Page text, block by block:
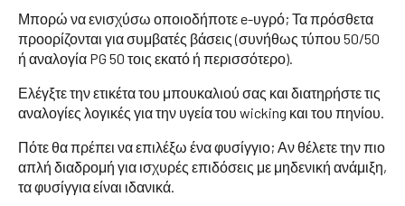
Μπορώ να ενισχύσω οποιοδήποτε e-υγρό; Τα πρόσθετα
προορίζονται για συμβατές βάσεις (συνήθως τύπου 50/50
ή αναλογία PG 50 τοις εκατό ή περισσότερο).
Ελέγξτε την ετικέτα του μπουκαλιού σας και διατηρήστε τις
αναλογίες λογικές για την υγεία του wicking και του πηνίου.
Πότε θα πρέπει να επιλέξω ένα φυσίγγιο; Αν θέλετε την πιο
απλή διαδρομή για ισχυρές επιδόσεις με μηδενική ανάμιξη,
τα φυσίγγια είναι ιδανικά.